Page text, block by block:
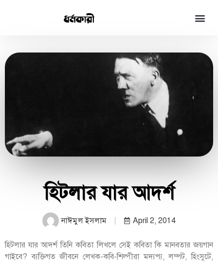
হিটলার যার আদর্শ
নাঈমুল ইসলাম April 2, 2014
হিটলার যার আদর্শ তিনি কবিতা লিখলে সেই কবিতা কি মানবতার জয়গান
গাইবে? ব্যক্তিগত জীবনে লেখক-কবি-শিল্পীরা মদ্যপ্য, লম্পট, হিংসুটে,